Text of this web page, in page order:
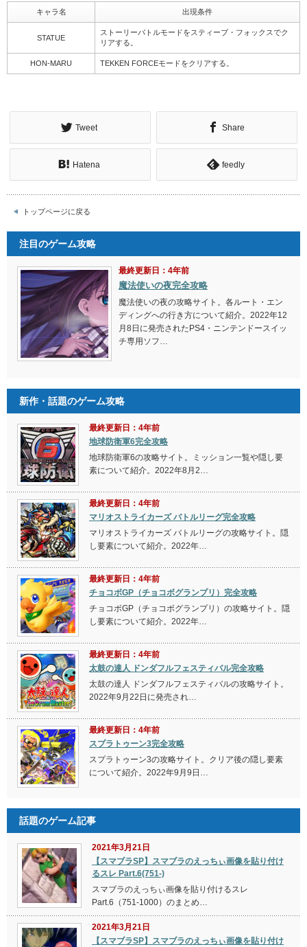
キャラ名 出現条件
STATUE
ストーリーバトルモードをスティーブ・フォックスでク
リアする。
HON-MARU TEKKEN FORCEモードをクリアする。
Tweet Share
Hatena feedly
トップページに戻る
注目のゲーム攻略
最終更新日：4年前
魔法使いの夜完全攻略
魔法使いの夜の攻略サイト。各ルート・エン
ディングへの行き方について紹介。2022年12
月8日に発売されたPS4・ニンテンドースイッ
チ専用ソフ…
新作・話題のゲーム攻略
最終更新日：4年前
地球防衛軍6完全攻略
地球防衛軍6の攻略サイト。ミッション一覧や隠し要
素について紹介。2022年8月2…
最終更新日：4年前
マリオストライカーズ バトルリーグ完全攻略
マリオストライカーズ バトルリーグの攻略サイト。隠
し要素について紹介。2022年…
最終更新日：4年前
チョコボGP（チョコボグランプリ）完全攻略
チョコボGP（チョコボグランプリ）の攻略サイト。隠
し要素について紹介。2022年…
最終更新日：4年前
太鼓の達人 ドンダフルフェスティバル完全攻略
太鼓の達人 ドンダフルフェスティバルの攻略サイト。
2022年9月22日に発売され…
最終更新日：4年前
スプラトゥーン3完全攻略
スプラトゥーン3の攻略サイト。クリア後の隠し要素
について紹介。2022年9月9日…
話題のゲーム記事
2021年3月21日
【スマブラSP】スマブラのえっちぃ画像を貼り付け
るスレ Part.6(751-)
スマブラのえっちぃ画像を貼り付けるスレ
Part.6（751-1000）のまとめ…
2021年3月21日
【スマブラSP】スマブラのえっちぃ画像を貼り付け